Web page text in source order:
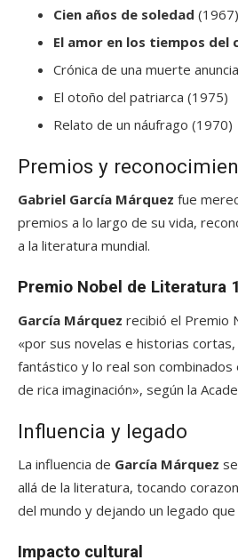
Cien años de soledad (1967)
El amor en los tiempos del
Crónica de una muerte
El otoño del patriarca (1975)
Relato de un náufrago (1970)
Premios y
Gabriel García Márquez fue
premios a lo largo de su vida,
a la literatura mundial.
Premio Nobel de Literatura
García Márquez recibió el Premio
«por sus novelas e historias cortas,
fantástico y lo real son combinados
de rica imaginación», según la
Influencia y legado
La influencia de García Márquez
allá de la literatura, tocando
del mundo y dejando un legado
Impacto cultural